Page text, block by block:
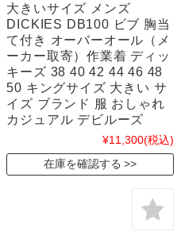
大きいサイズ メンズ
DICKIES DB100 ビブ 胸当
て付き オーバーオール（メ
ーカー取寄）作業着 ディッ
キーズ 38 40 42 44 46 48
50 キングサイズ 大きい サ
イズ ブランド 服 おしゃれ
カジュアル デビルーズ
¥11,300(税込)
在庫を確認する